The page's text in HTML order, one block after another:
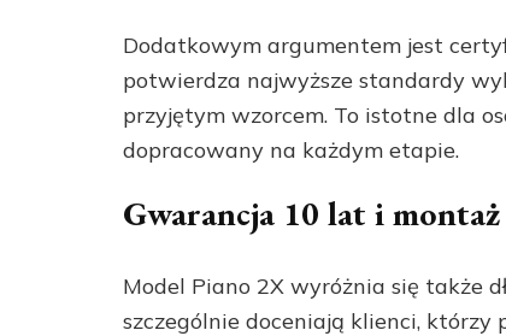
Dodatkowym argumentem jest
potwierdza najwyższe standardy
przyjętym wzorcem. To istotne dla
dopracowany na każdym etapie.
Gwarancja 10 lat i montaż
Model Piano 2X wyróżnia się także
szczególnie doceniają klienci,